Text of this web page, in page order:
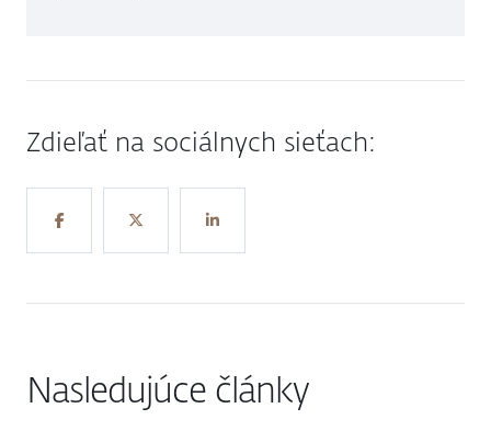
Zdieľať na sociálnych sieťach:
Nasledujúce články